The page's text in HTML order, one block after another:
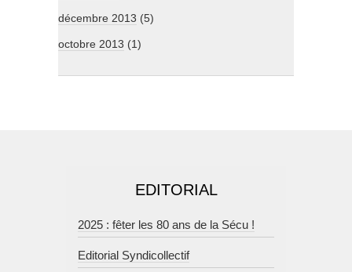
décembre 2013 (5)
octobre 2013 (1)
EDITORIAL
2025 : fêter les 80 ans de la Sécu !
Editorial Syndicollectif